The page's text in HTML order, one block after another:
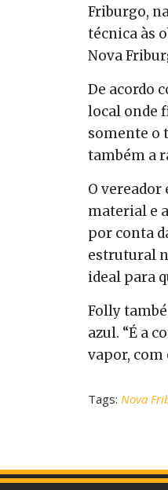
Friburgo,
técnica às
Nova
De acordo
local onde
somente o
também a
O
material e
por conta
estrutural
ideal para
Folly
azul. “É a
vapor, com
Tags: Nova